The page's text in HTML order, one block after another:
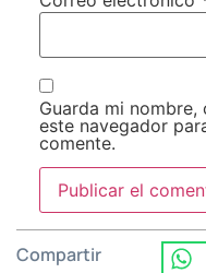
Guarda mi
este navegador
comente.
Compartir